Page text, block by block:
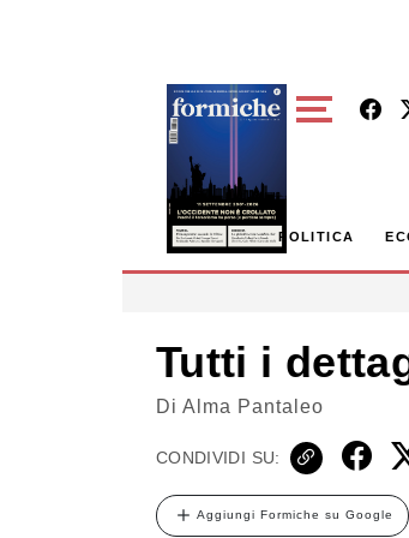
POLITICA
Tutti i
Di Alma Pantaleo
CONDIVIDI SU:
Aggiungi Formiche su Google